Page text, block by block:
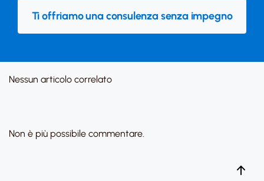
Ti offriamo una consulenza senza impegno
Nessun articolo correlato
Non è più possibile commentare.